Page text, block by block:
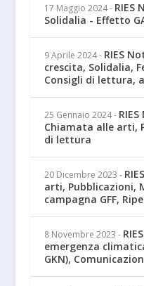
17 Maggio 2024 - RIES
Solidalia - Effetto
9 Aprile 2024 - RIES
crescita, Solidalia,
Consigli di lettura,
25 Gennaio 2024 -
Chiamata alle arti,
di lettura
20 Dicembre 2023 -
arti, Pubblicazioni,
campagna GFF,
8 Novembre 2023 -
emergenza
GKN),